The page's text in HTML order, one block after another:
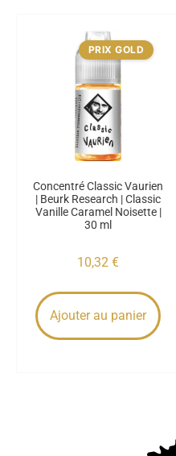
PRIX GOLD
Concentré Classic Vaurien
| Beurk Research | Classic
Vanille Caramel Noisette |
30 ml
10,32 €
Ajouter au panier